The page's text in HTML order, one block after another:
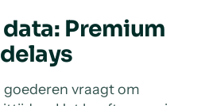
Premium
vraagt om